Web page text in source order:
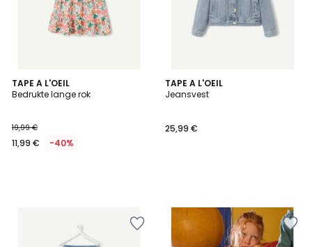
TAPE A L'OEIL
Bedrukte lange rok
19,99 €
11,99 € -40%
TAPE A L'OEIL
Jeansvest
25,99 €